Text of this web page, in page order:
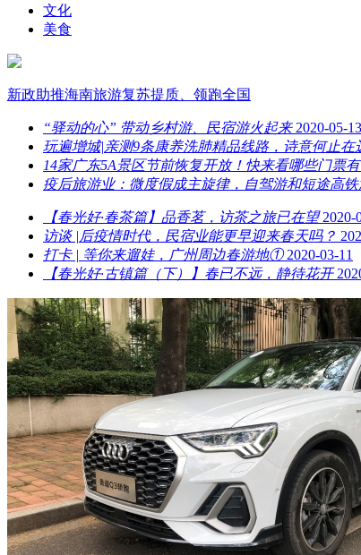
文化
美食
新政助推海南旅游复苏提质、领跑全国
“驿动的心” 带动乡村游、民宿游火起来 2020-05-13
玩遍增城|亲测9条康养洗肺精品线路，诗意何止在
14家广东5A景区节前恢复开放！快来看哪些门票
疫后旅游业：微度假成主旋律，自驾游和短途高
【春光好·春茶篇】品香茗，访茶之旅已在望 2020-
访谈 |后疫情时代，民宿业能更早迎来春天吗？
打卡 | 等你来遛娃，广州周边春游地① 2020-03-11
【春光好·古镇篇（下）】春已不远，静待花开